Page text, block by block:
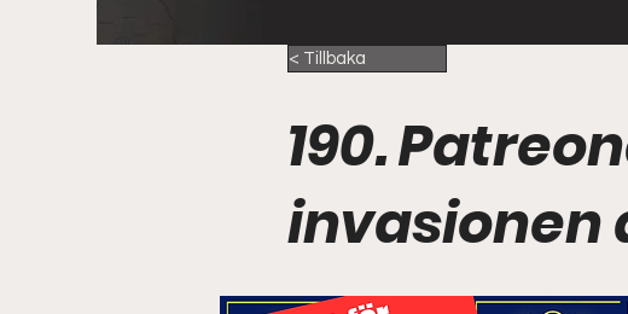
< Tillbaka
190.
invasionen